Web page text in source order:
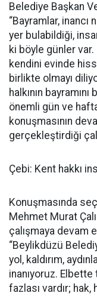
Belediye Başkan
“Bayramlar,
yer bulabildiği,
ki böyle günler
kendini evinde
birlikte olmayı
halkının
önemli gün ve
konuşmasının
gerçekleştirdiği
Çebi: Kent hakkı
Konuşmasında
Mehmet Murat
çalışmaya devam
“Beylikdüzü
yol, kaldırım,
inanıyoruz.
fazlası vardır;